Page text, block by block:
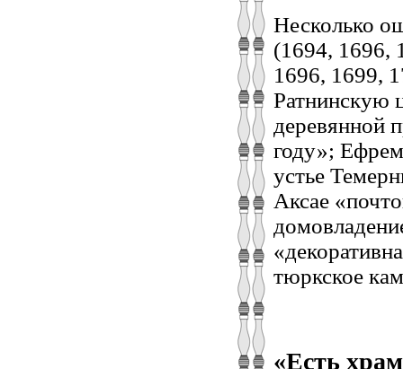
Несколько
(1694, 1696,
1696, 1699,
Ратнинскую
деревянной
году»;
устье
Аксае
тюркское
«Есть